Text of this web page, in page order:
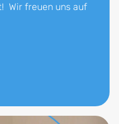
Wir freuen uns auf